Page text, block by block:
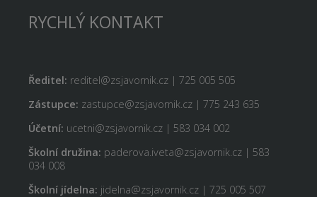
RYCHLÝ KONTAKT
Ředitel: reditel@zsjavornik.cz | 725 005 505
Zástupce: zastupce@zsjavornik.cz | 775 243 635
Účetní: ucetni@zsjavornik.cz | 583 034 002
Školní družina: paderova.iveta@zsjavornik.cz | 583
034 008
Školní jídelna: jidelna@zsjavornik.cz | 725 005 507